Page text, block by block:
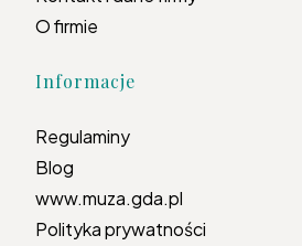
O firmie
Informacje
Regulaminy
Blog
www.muza.gda.pl
Polityka prywatności